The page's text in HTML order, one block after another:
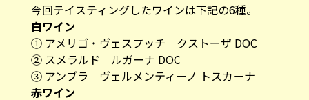
今回テイスティングしたワインは下記の6種。
白ワイン
① アメリゴ・ヴェスプッチ クストーザ DOC
② スメラルド ルガーナ DOC
③ アンブラ ヴェルメンティーノ トスカーナ
赤ワイン